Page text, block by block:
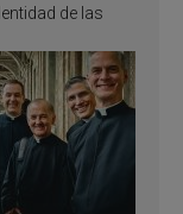
de las